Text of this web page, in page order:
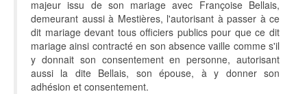
majeur issu de son mariage avec Françoise Bellais,
demeurant aussi à Mestières, l'autorisant à passer à ce
dit mariage devant tous officiers publics pour que ce dit
mariage ainsi contracté en son absence vaille comme s'il
y donnait son consentement en personne, autorisant
aussi la dite Bellais, son épouse, à y donner son
adhésion et consentement.